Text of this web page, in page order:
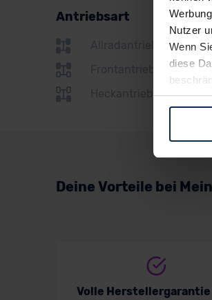
Nutzer
Wenn
diese
Sie
nicht,
Abs. 2
Volkswagen
Volvo
Antriebsart
Allradantrieb
Frontantrieb
Heckantrieb
Deine Vorteile bei
Volle Herstellergarantie